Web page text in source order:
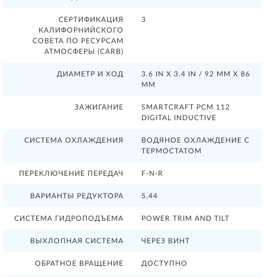
СЕРТИФИКАЦИЯ
КАЛИФОРНИЙСКОГО
СОВЕТА ПО РЕСУРСАМ
АТМОСФЕРЫ (CARB)
3
ДИАМЕТР И ХОД
3.6 IN X 3.4 IN / 92 MM X 86
MM
ЗАЖИГАНИЕ
SMARTCRAFT PCM 112
DIGITAL INDUCTIVE
СИСТЕМА ОХЛАЖДЕНИЯ
ВОДЯНОЕ ОХЛАЖДЕНИЕ С
ТЕРМОСТАТОМ
ПЕРЕКЛЮЧЕНИЕ ПЕРЕДАЧ F-N-R
ВАРИАНТЫ РЕДУКТОРА 5,44
СИСТЕМА ГИДРОПОДЪЕМА POWER TRIM AND TILT
ВЫХЛОПНАЯ СИСТЕМА ЧЕРЕЗ ВИНТ
ОБРАТНОЕ ВРАЩЕНИЕ ДОСТУПНО